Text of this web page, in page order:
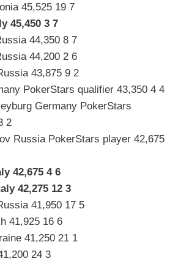
45,525 19 7
45,450 3 7
44,350 8 7
44,200 2 6
43,875 9 2
PokerStars qualifier 43,350 4 4
Germany PokerStars
2
Russia PokerStars player 42,675
42,675 4 6
42,275 12 3
41,950 17 5
41,925 16 6
41,250 21 1
24 3